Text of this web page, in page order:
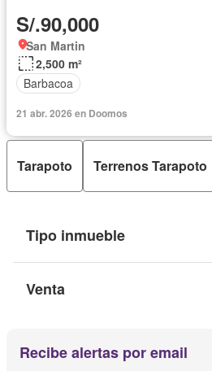
S/.90,000
San Martin
2,500 m²
Barbacoa
21 abr. 2026 en Doomos
Tarapoto Terrenos Tarapoto
Tipo inmueble
Venta
Recibe alertas por email